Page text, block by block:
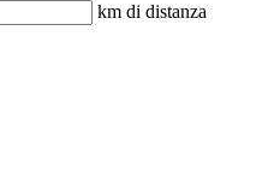
km di distanza